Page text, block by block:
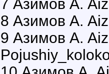
7 Азимов А.
8 Азимов А.
9 Азимов А.